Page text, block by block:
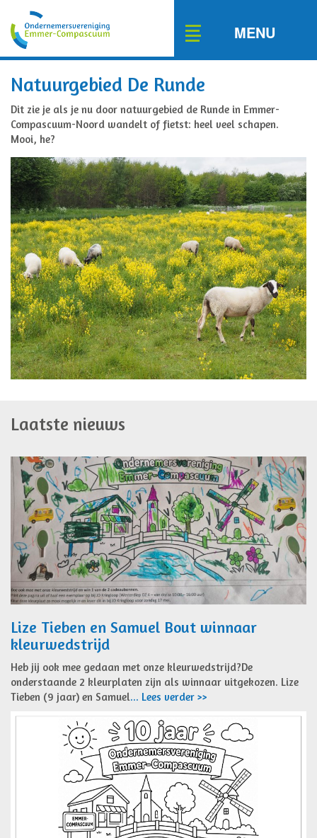
Toggle
MENU
Natuurgebied De Runde
Dit zie je als je nu door natuurgebied de Runde in Emmer-
Compascuum-Noord wandelt of fietst: heel veel schapen.
Mooi, he?
Laatste nieuws
Lize Tieben en Samuel Bout winnaar
kleurwedstrijd
Heb jij ook mee gedaan met onze kleurwedstrijd?De
onderstaande 2 kleurplaten zijn als winnaar uitgekozen. Lize
Tieben (9 jaar) en Samuel... Lees verder >>